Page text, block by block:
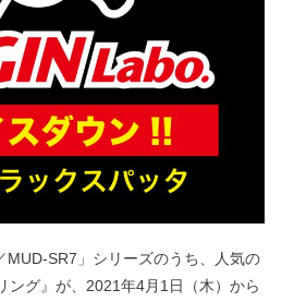
MUD-SR7」シリーズのうち、人気の
ング』が、2021年4月1日（木）から